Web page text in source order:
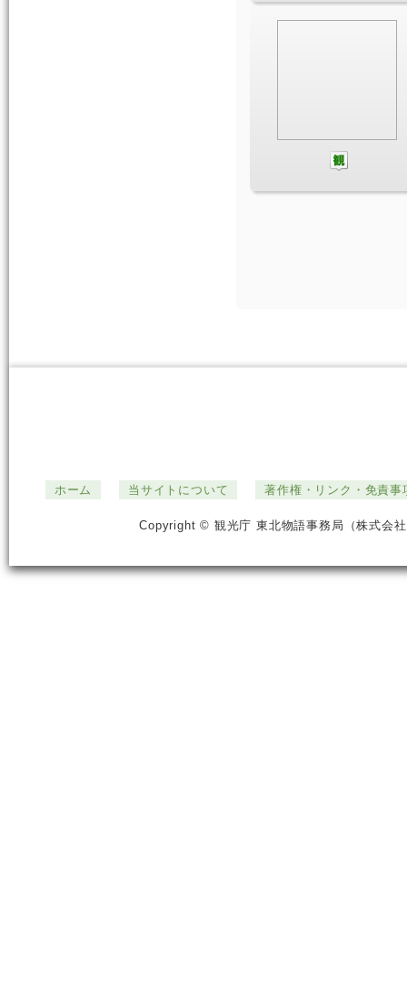
ホーム 当サイトについて 著作権・リンク・免責事
Copyright © 観光庁 東北物語事務局（株式会